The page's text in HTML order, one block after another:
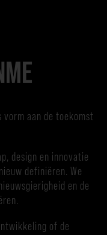
vorm aan de toekomst
design en innovatie
definiëren. We
en de
of de